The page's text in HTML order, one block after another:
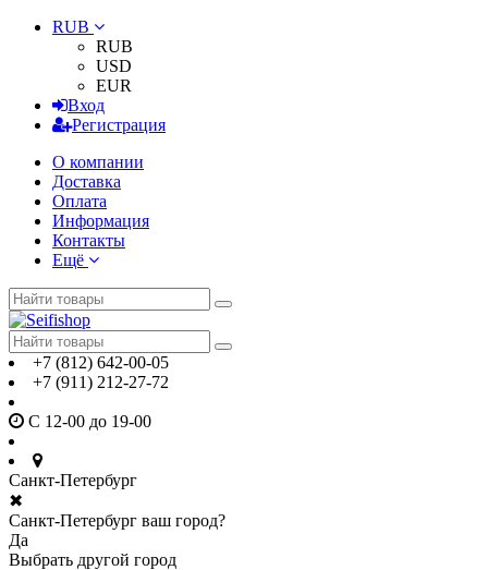
RUB
RUB
USD
EUR
Вход
Регистрация
О компании
Доставка
Оплата
Информация
Контакты
Ещё
+7 (812) 642-00-05
+7 (911) 212-27-72
С 12-00 до 19-00
Санкт-Петербург
✖
Санкт-Петербург ваш город?
Да
Выбрать другой город